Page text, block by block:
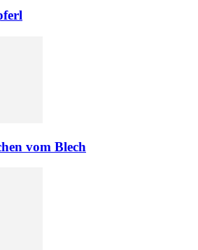
vom Blech